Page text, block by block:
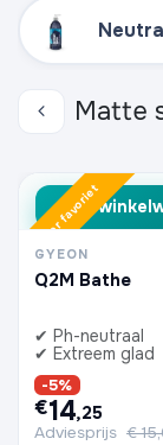
Matte
Zomer favoriet
In
GYEON
Q2M Bathe
✔ Ph-neutraal
✔ Extreem glad
-5%
€14,25
Adviesprijs €